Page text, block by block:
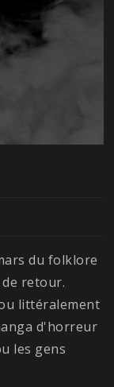
du folklore
de retour.
littéralement
d'horreur
les gens